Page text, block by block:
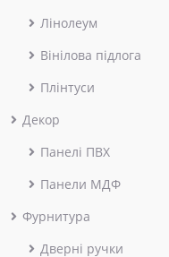
Лінолеум
Вінілова підлога
Плінтуси
Декор
Панелі ПВХ
Панели МДФ
Фурнитура
Дверні ручки